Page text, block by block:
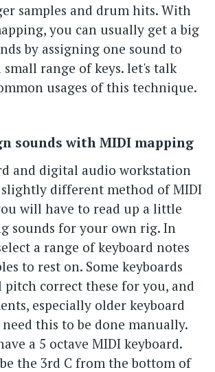
samples and drum hits. With
you can usually get a big
by assigning one sound to
small range of keys. let's talk
usages of this technique.
sounds with MIDI mapping
and digital audio workstation
slightly different method of MIDI
will have to read up a little
sounds for your own rig. In
a range of keyboard notes
to rest on. Some keyboards
pitch correct these for you, and
especially older keyboard
this to be done manually.
a 5 octave MIDI keyboard.
the 3rd C from the bottom of